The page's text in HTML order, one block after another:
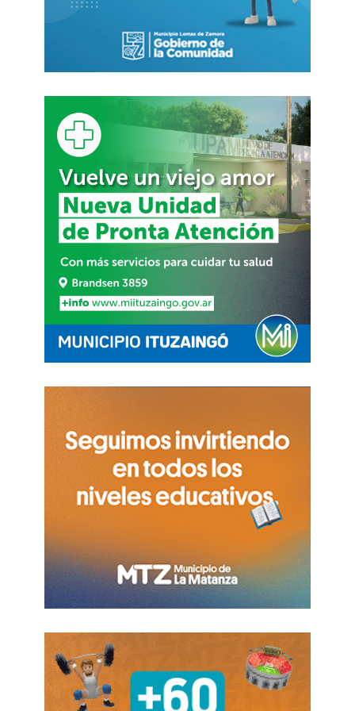
Así lo reveló un informe de la Confederación
Argentina de la Mediana Empresa (CAME), que
mostró que en junio las ventas minoristas de las
El dato implica un nuevo descenso tras la caída
del 2,9% en mayo, que había cortado con cinco
meses de mediciones positivas, desde el 17,7% de
diciembre, el 25,5% de enero, un 24% en febrero,
un 10,5% en marzo y un 3,7% en abril.
Además, en la comparación mensual
desestacionalizada, el Índice de Ventas
Minoristas Pymes arrojó que los comercios
registraron un nuevo descenso en el consumo
del 6,7% en el sexto mes del año frente a mayo,
acumulando tres meses consecutivos de caídas.
De este modo, en el primer semestre del año las
ventas acumulan un crecimiento interanual del
9,1%, pero esto implica solo una recuperación
parcial contra el descenso del 17,2% que habían
experimentado durante el mismo período del año
pasado
FUENTE. EL DESTAPE